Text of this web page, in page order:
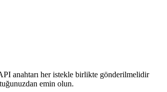
anahtarı her istekle birlikte gönderilmelidir
emin olun.